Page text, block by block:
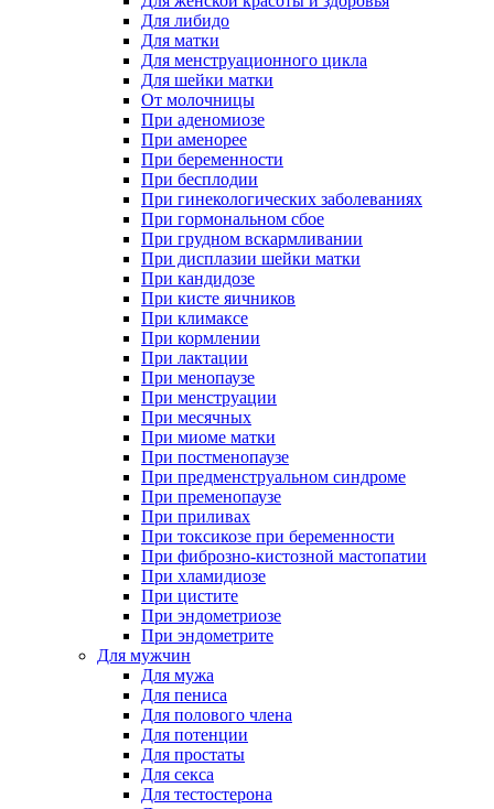
Для либидо
Для матки
Для менструационного цикла
Для шейки матки
От молочницы
При аденомиозе
При аменорее
При беременности
При бесплодии
При гинекологических заболеваниях
При гормональном сбое
При грудном вскармливании
При дисплазии шейки матки
При кандидозе
При кисте яичников
При климаксе
При кормлении
При лактации
При менопаузе
При менструации
При месячных
При миоме матки
При постменопаузе
При предменструальном синдроме
При пременопаузе
При приливах
При токсикозе при беременности
При фиброзно-кистозной мастопатии
При хламидиозе
При цистите
При эндометриозе
При эндометрите
Для мужчин
Для мужа
Для пениса
Для полового члена
Для потенции
Для простаты
Для секса
Для тестостерона